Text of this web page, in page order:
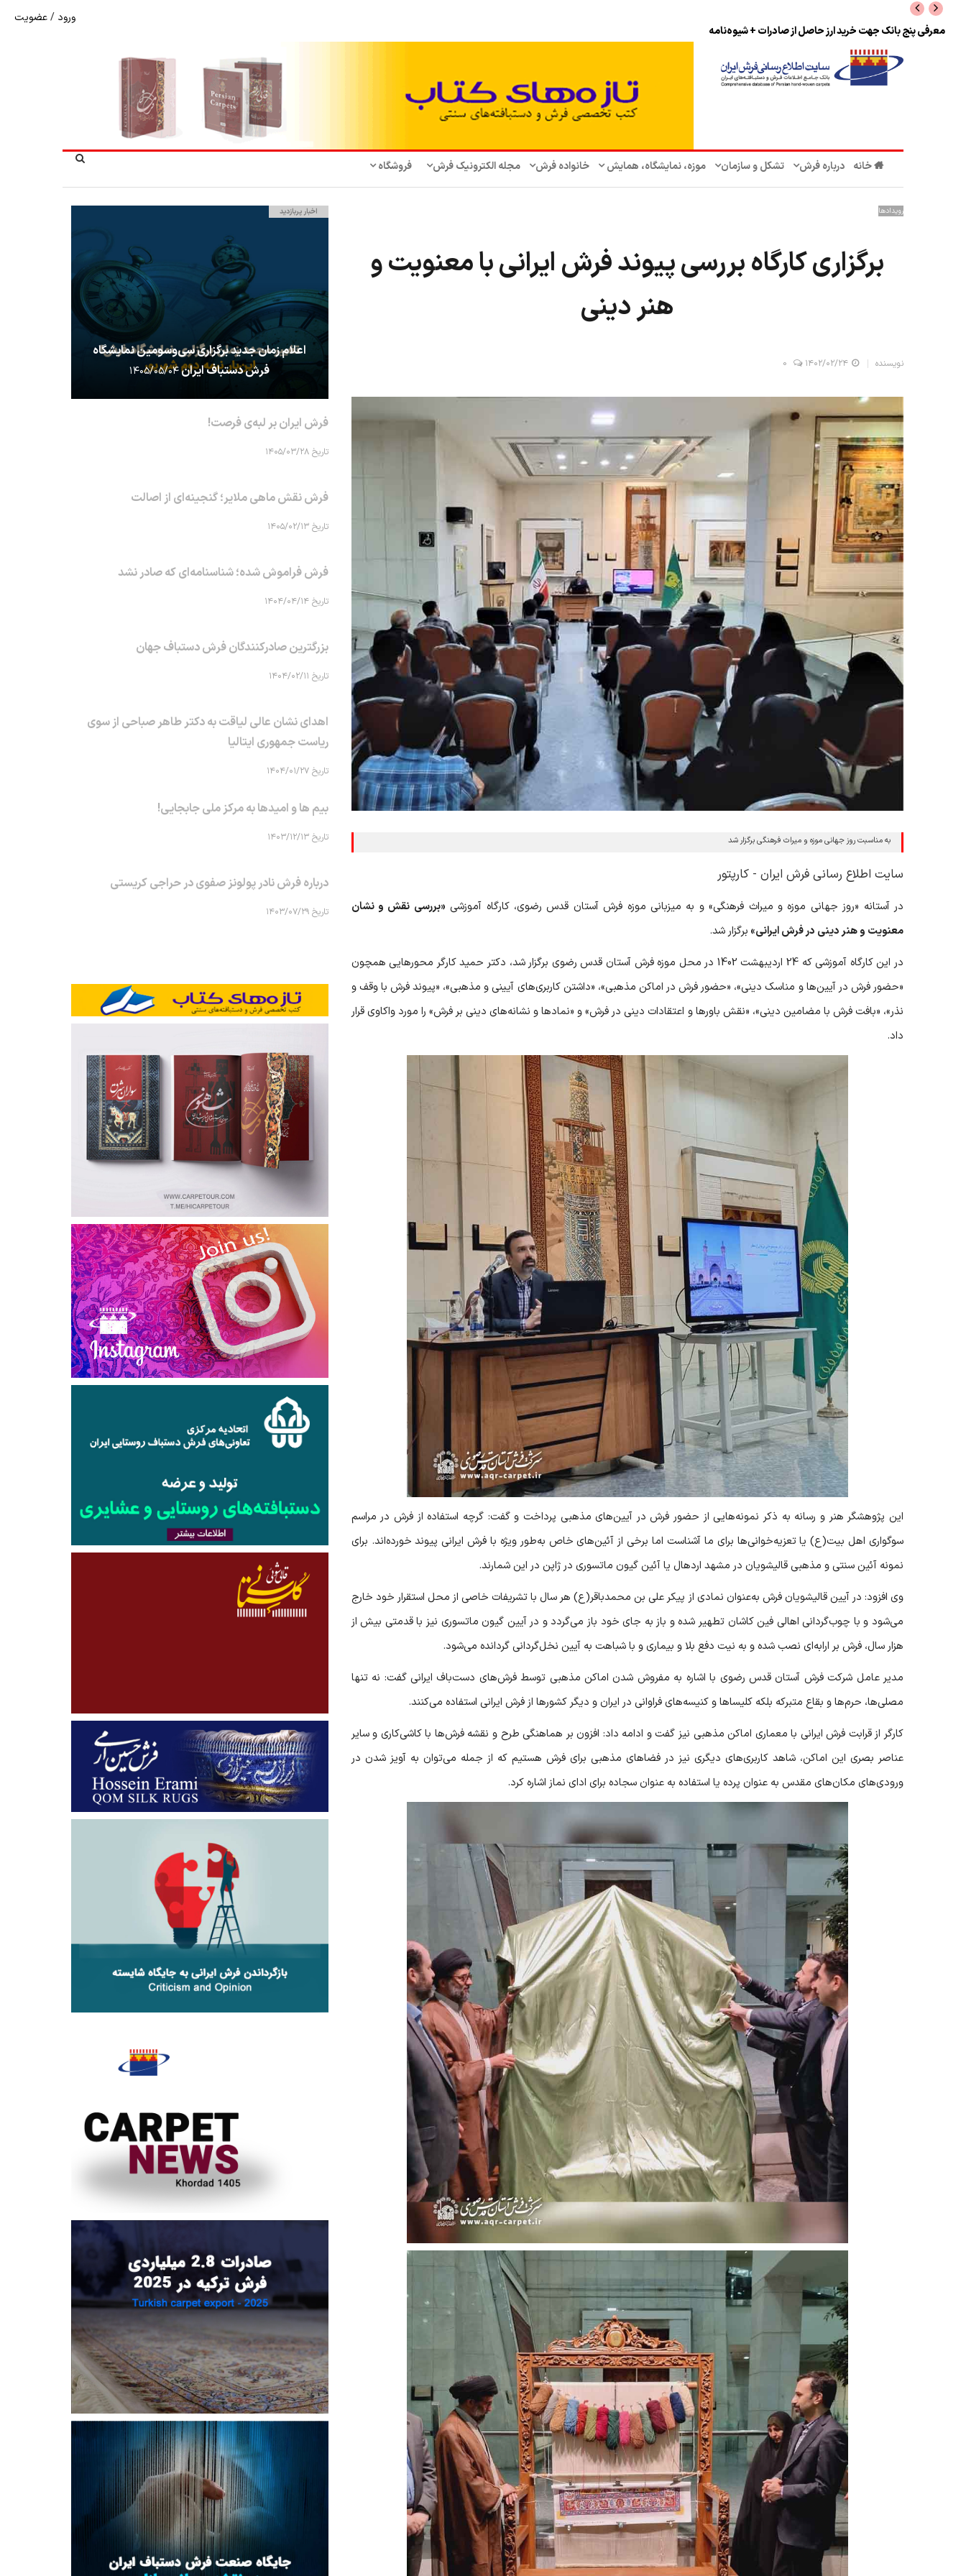
نرخ بازگشت ارز حاصل از صادرات + تکمیلی
ورود /عضویت
خانه درباره فرش تشکل‌ و سازمان‌ موزه، نمایشگاه، همایش‌ خانواده فرش مجله الکترونیک فرش فروشگاه
رویدادها
برگزاری کارگاه بررسی پیوند فرش ایرانی با معنویت و
هنر دینی
نویسنده ۱۴۰۲/۰۲/۲۴ 0
به مناسبت روز جهانی موزه و میراث فرهنگی برگزار شد
سایت اطلاع رسانی فرش ایران - کارپتور
در آستانه «روز جهانی موزه و میراث فرهنگی» و به میزبانی موزه فرش آستان قدس رضوی، کارگاه آموزشی «بررسی نقش و نشان
معنویت و هنر دینی در فرش ایرانی» برگزار شد.
در این کارگاه آموزشی که 24 اردیبهشت 1402 در محل موزه فرش آستان قدس رضوی برگزار شد، دکتر حمید کارگر محورهایی همچون
«حضور فرش در آیین‌ها و مناسک دینی»، «حضور فرش در اماکن مذهبی»، «داشتن کاربری‌های آیینی و مذهبی»، «پیوند فرش با وقف و
نذر»، «بافت فرش با مضامین دینی»، «نقش باورها و اعتقادات دینی در فرش» و «نمادها و نشانه‌های دینی بر فرش» را مورد واکاوی قرار
داد.
این پژوهشگر هنر و رسانه به ذکر نمونه‌هایی از حضور فرش در آیین‌های مذهبی پرداخت و گفت: گرچه استفاده از فرش در مراسم
سوگواری اهل بیت(ع) یا تعزیه‌خوانی‌ها برای ما آشناست اما برخی از آئین‌های خاص به‌طور ویژه با فرش ایرانی پیوند خورده‌اند. برای
نمونه آئین سنتی و مذهبی قالیشویان در مشهد اردهال یا آئین گیون ماتسوری در ژاپن در این شمارند.
وی افزود: در آیین قالیشویان فرش به‌عنوان نمادی از پیکر علی بن محمدباقر(ع) هر سال با تشریفات خاصی از محل استقرار خود خارج
می‌شود و با چوب‌گردانی اهالی فین کاشان تطهیر شده و باز به جای خود باز می‌گردد و در آیین گیون ماتسوری نیز با قدمتی بیش از
هزار سال، فرش بر ارابه‌ای نصب شده و به نیت دفع بلا و بیماری و با شباهت به آیین نخل‌گردانی گردانده می‌شود.
مدير عامل شركت فرش آستان قدس رضوى با اشاره به مفروش شدن اماکن مذهبی توسط فرش‌های دست‌باف ایرانی گفت: نه تنها
مصلی‌ها، حرم‌ها و بقاع متبرکه بلکه کلیساها و کنیسه‌های فراوانی در ایران و دیگر کشورها از فرش ایرانی استفاده می‌کنند.
کارگر از قرابت فرش ایرانی با معماری اماکن مذهبی نیز گفت و ادامه داد: افزون بر هماهنگی طرح و نقشه فرش‌ها با کاشی‌کاری و سایر
عناصر بصری این اماکن، شاهد کاربری‌های دیگری نیز در فضاهای مذهبی برای فرش هستیم که از جمله می‌توان به آویز شدن در
ورودی‌های مکان‌های مقدس به عنوان پرده یا استفاده به عنوان سجاده برای ادای نماز اشاره کرد.
اخبار پربازدید
اعلام زمان جدید برگزاری سی‌وسومین نمایشگاه
فرش دستباف ایران۱۴۰۵/۰۵/۰۴
فرش ایران بر لبه‌ی فرصت!
تاریخ ۱۴۰۵/۰۳/۲۸
فرش نقش ماهی‌ ملایر؛ گنجینه‌ای از اصالت
تاریخ ۱۴۰۵/۰۲/۱۳
فرش فراموش شده؛ شناسنامه‌ای که صادر نشد
تاریخ ۱۴۰۴/۰۴/۱۴
بزرگترین صادرکنندگان فرش دستباف جهان
تاریخ ۱۴۰۴/۰۲/۱۱
اهدای نشان عالی لیاقت به دکتر طاهر صباحی از سوی
ریاست جمهوری ایتالیا
تاریخ ۱۴۰۴/۰۱/۲۷
بیم ها و امیدها به مرکز ملی جابجایی!
تاریخ ۱۴۰۳/۱۲/۱۳
درباره فرش نادر پولونز صفوی در حراجی کریستی
تاریخ ۱۴۰۳/۰۷/۲۹